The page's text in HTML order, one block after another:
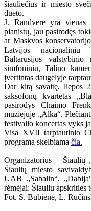
šiauliečius ir miesto
dueto.
J. Randvere yra vienas
pianistų, jau pasirodęs
ar Maskvos
Latvijos nacionaliniu
Baltarusijos valstybinio
simfoniniu, Talino
įvertintas daugelyje
Dar kitą savaitę, liepos
saksofonų kvartetas
pasirodys Chaimo
muziejuje „Alka“.
festivalio koncertas vyks
Visa XVII tarptautinio
programa skelbiama čia.
Organizatorius – Šiaulių
Šiaulių miesto
UAB „Sabalin“,
rėmėjai: Šiaulių apskrities
Fot. S. Bubienė, L.